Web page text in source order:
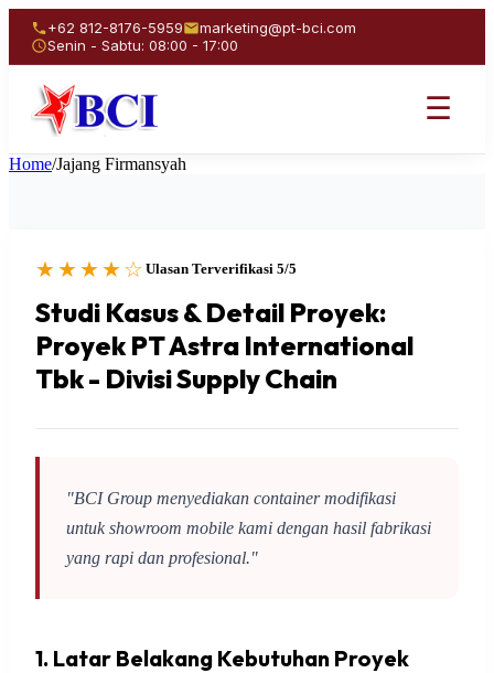
+62 812-8176-5959
marketing@pt-bci.com
Senin - Sabtu: 08:00 - 17:00
☰
Home/Jajang Firmansyah
★★★★☆ Ulasan Terverifikasi 5/5
Studi Kasus & Detail Proyek:
Proyek PT Astra International
Tbk - Divisi Supply Chain
"BCI Group menyediakan container modifikasi
untuk showroom mobile kami dengan hasil fabrikasi
yang rapi dan profesional."
1. Latar Belakang Kebutuhan Proyek